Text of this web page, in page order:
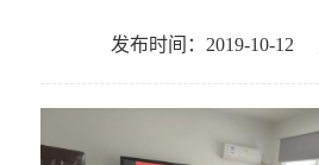
发布时间：2019-10-12